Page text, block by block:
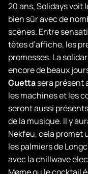
20 ans, Solidays voit
bien sûr avec de
scènes. Entre
têtes d’affiche, les
promesses. La
encore de beaux
Guettasera présent
les machines et les
seront aussi
de la musique. Il y
Nekfeu, cela promet
les palmiers de
avec la chillwave